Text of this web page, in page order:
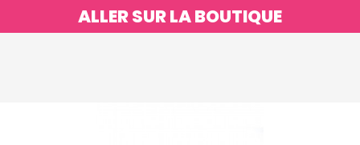
ALLER SUR LA BOUTIQUE